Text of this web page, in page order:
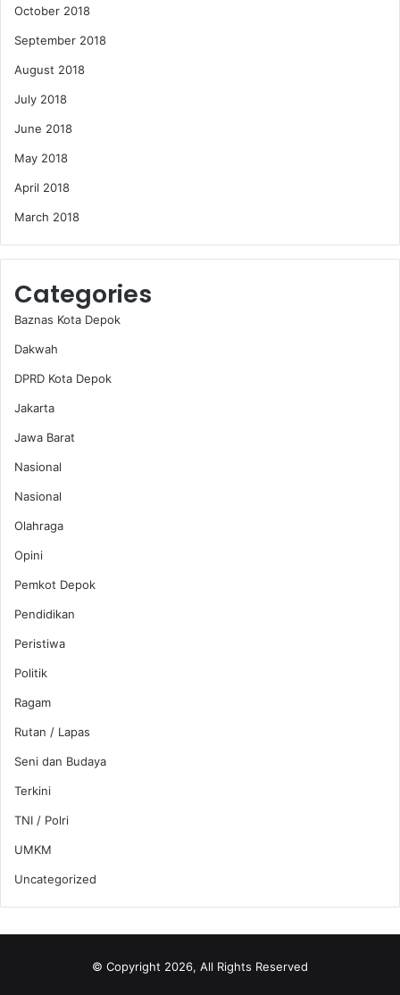
October 2018
September 2018
August 2018
July 2018
June 2018
May 2018
April 2018
March 2018
Categories
Baznas Kota Depok
Dakwah
DPRD Kota Depok
Jakarta
Jawa Barat
Nasional
Nasional
Olahraga
Opini
Pemkot Depok
Pendidikan
Peristiwa
Politik
Ragam
Rutan / Lapas
Seni dan Budaya
Terkini
TNI / Polri
UMKM
Uncategorized
© Copyright 2026, All Rights Reserved